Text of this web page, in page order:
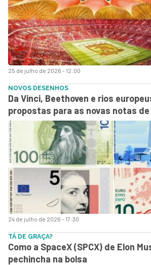
25 de julho de 2026 - 12:00
24 de julho de 2026 - 17:30
NOVOS DESENHOS
Da Vinci, Beethoven e rios
propostas para as novas notas
TÁ DE GRAÇA?
Como a SpaceX (SPCX) de Elon
pechincha na bolsa